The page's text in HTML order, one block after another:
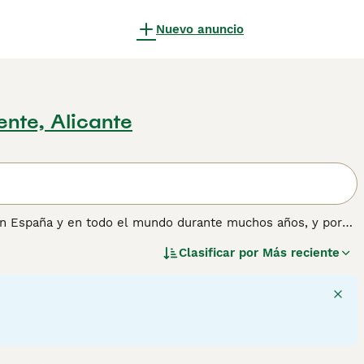
Nuevo anuncio
Alicante
y en todo el mundo durante muchos años, y por
Golden Retrievers todavía se ven en el campo
Clasificar por Más reciente